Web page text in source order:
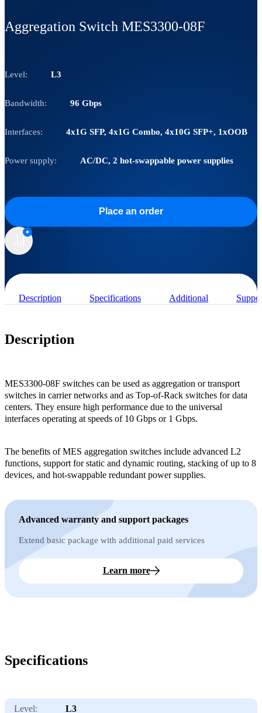
Aggregation Switch MES3300-08F
Level: L3
Bandwidth: 96 Gbps
Interfaces: 4x1G SFP, 4x1G Combo, 4x10G SFP+, 1xOOB
Power supply: AC/DC, 2 hot-swappable power supplies
Place an order
Description Specifications Additional
Description
MES3300-08F switches can be used as aggregation or transport
switches in carrier networks and as Top-of-Rack switches for data
centers. They ensure high performance due to the universal
interfaces operating at speeds of 10 Gbps or 1 Gbps.
The benefits of MES aggregation switches include advanced L2
functions, support for static and dynamic routing, stacking of up to 8
devices, and hot-swappable redundant power supplies.
Advanced warranty and support packages
Extend basic package with additional paid services
Learn more
Specifications
Level: L3